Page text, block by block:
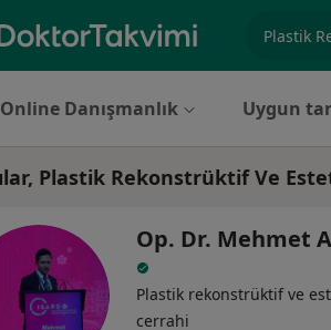
Online Danışmanlık Uygun
Plastik Rekonstrüktif Ve
Op. Dr. Mehmet
Plastik rekonstrüktif ve
cerrahi